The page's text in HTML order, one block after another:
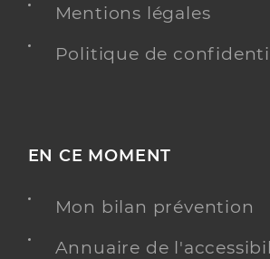
Mentions légales
Politique de
EN CE MOMENT
Mon bilan prévention
Annuaire de